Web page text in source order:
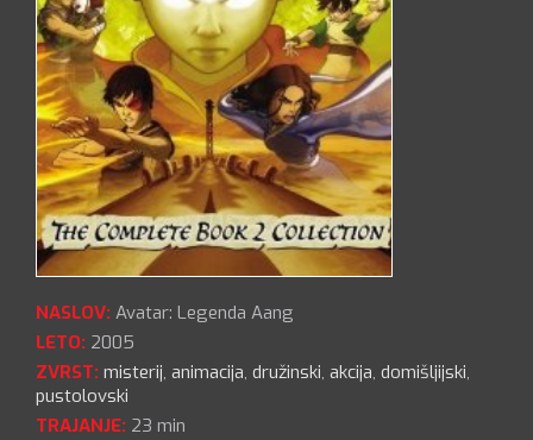
NASLOV: Avatar: Legenda Aang
LETO: 2005
ZVRST: misterij, animacija, družinski, akcija, domišljijski,
pustolovski
TRAJANJE: 23 min